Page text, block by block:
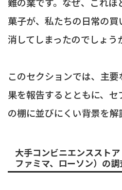
菓子が、私たちの日常の
消してしまったのでしょう
このセクションでは、主
果を報告するとともに、
の棚に並びにくい背景を解
大手コンビニエンスストア
ファミマ、ローソン）の